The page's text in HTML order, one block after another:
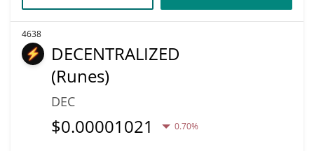
4638
DECENTRALIZED
(Runes)
DEC
$0.00001021 0.70%